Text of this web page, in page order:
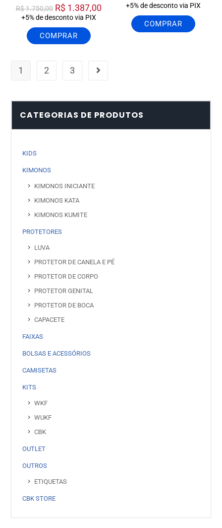
R$1.750,00 R$1.387,00
+5% de desconto via PIX
COMPRAR
+5% de desconto via PIX
COMPRAR
1 2 3
CATEGORIAS DE PRODUTOS
KIDS
KIMONOS
KIMONOS INICIANTE
KIMONOS KATA
KIMONOS KUMITE
PROTETORES
LUVA
PROTETOR DE CANELA E PÉ
PROTETOR DE CORPO
PROTETOR GENITAL
PROTETOR DE BOCA
CAPACETE
FAIXAS
BOLSAS E ACESSÓRIOS
CAMISETAS
KITS
WKF
WUKF
CBK
OUTLET
OUTROS
ETIQUETAS
CBK STORE